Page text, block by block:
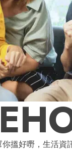
搵好嘢，生活